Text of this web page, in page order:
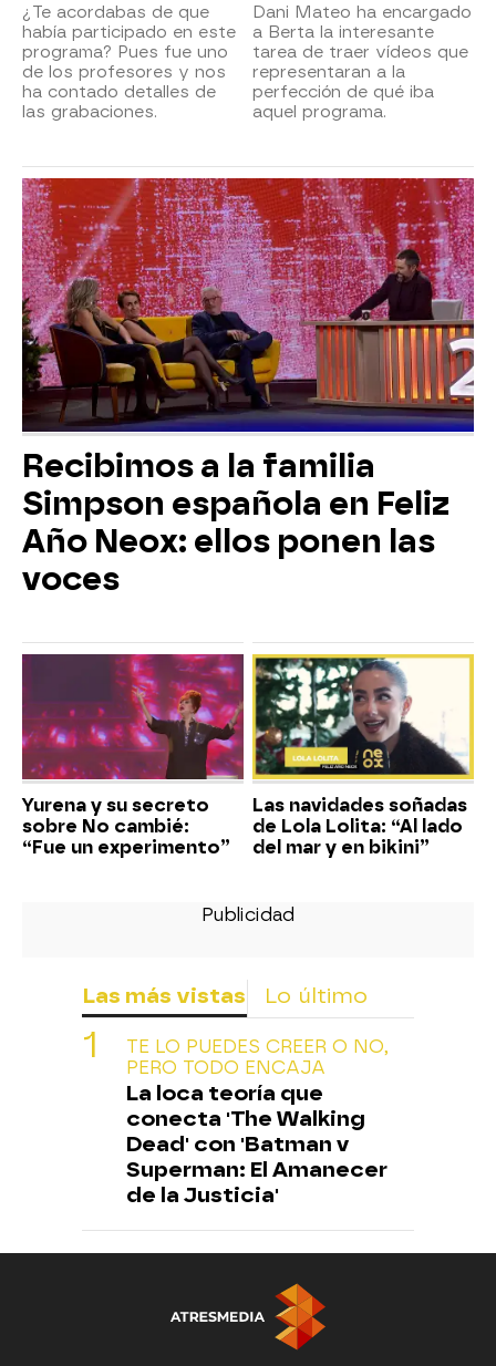
¿Te acordabas de que
había participado en este
programa? Pues fue uno
de los profesores y nos
ha contado detalles de
las grabaciones.
Dani Mateo ha encargado
a Berta la interesante
tarea de traer vídeos que
representaran a la
perfección de qué iba
aquel programa.
Recibimos a la familia
Simpson española en Feliz
Año Neox: ellos ponen las
voces
Yurena y su secreto
sobre No cambié:
“Fue un experimento”
Las navidades soñadas
de Lola Lolita: “Al lado
del mar y en bikini”
Las más vistas Lo último
TE LO PUEDES CREER O NO,
PERO TODO ENCAJA
La loca teoría que
conecta 'The Walking
Dead' con 'Batman v
Superman: El Amanecer
de la Justicia'